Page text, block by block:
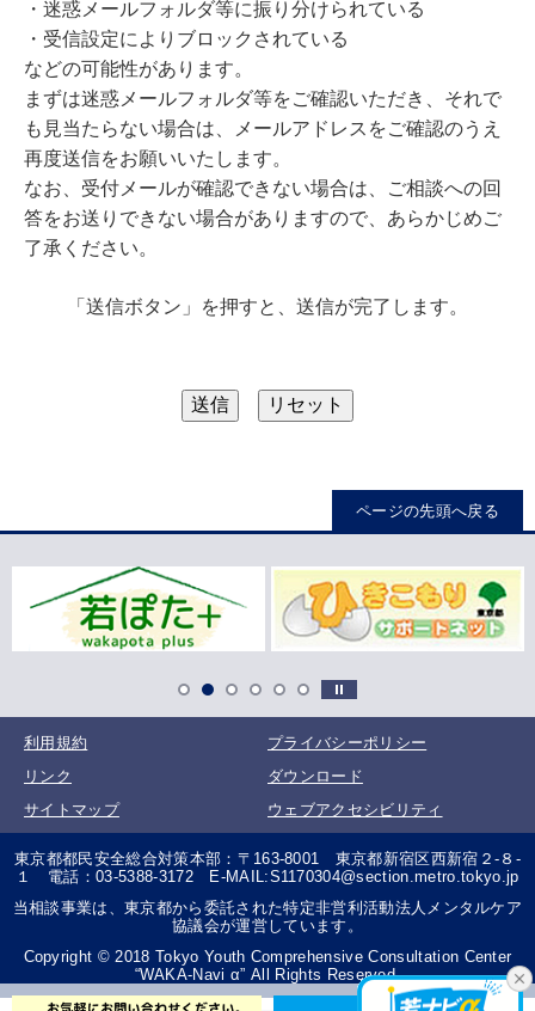
・迷惑メールフォルダ等に振り分けられている
・受信設定によりブロックされている
などの可能性があります。
まずは迷惑メールフォルダ等をご確認いただき、それで
も見当たらない場合は、メールアドレスをご確認のうえ
再度送信をお願いいたします。
なお、受付メールが確認できない場合は、ご相談への回
答をお送りできない場合がありますので、あらかじめご
了承ください。
「送信ボタン」を押すと、送信が完了します。
ページの先頭へ戻る
利用規約
プライバシーポリシー
リンク
ダウンロード
サイトマップ
ウェブアクセシビリティ
東京都都民安全総合対策本部：〒163-8001 東京都新宿区西新宿２-８-
１ 電話：03-5388-3172 E-MAIL:S1170304@section.metro.tokyo.jp
当相談事業は、東京都から委託された特定非営利活動法人メンタルケア
協議会が運営しています。
Copyright © 2018 Tokyo Youth Comprehensive Consultation Center
“WAKA-Navi α” All Rights Reserved.